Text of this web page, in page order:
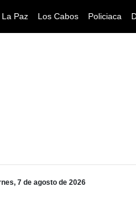
La Paz Los Cabos Policiaca
7 de agosto de 2026